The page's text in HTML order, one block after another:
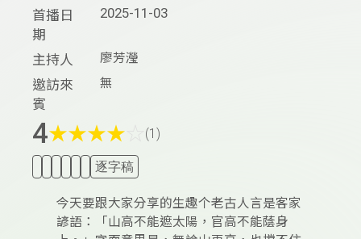
首播日
期
2025-11-03
主持人 廖芳瀅
邀訪來
賓
無
4★★★★ (1)
逐字稿
今天要跟大家分享的生趣个老古人言是客家
諺語：「山高不能遮太陽，官高不能蔭身